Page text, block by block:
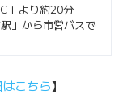
」より約20分
」から市営バスで
こちら】